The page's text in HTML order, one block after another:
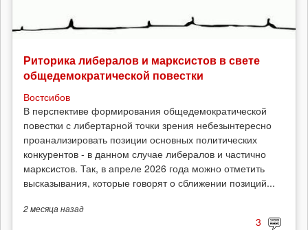
Риторика либералов и марксистов в свете
общедемократической повестки
Востсибов
В перспективе формирования общедемократической
повестки с либертарной точки зрения небезынтересно
проанализировать позиции основных политических
конкурентов - в данном случае либералов и частично
марксистов. Так, в апреле 2026 года можно отметить
высказывания, которые говорят о сближении позиций...
2 месяцаназад
3